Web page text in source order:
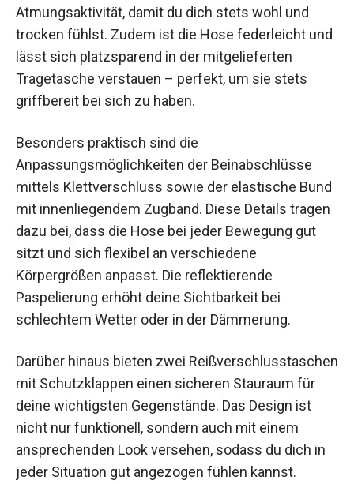
Atmungsaktivität, damit du dich stets wohl und
trocken fühlst. Zudem ist die Hose federleicht und
lässt sich platzsparend in der mitgelieferten
Tragetasche verstauen – perfekt, um sie stets
griffbereit bei sich zu haben.
Besonders praktisch sind die
Anpassungsmöglichkeiten der Beinabschlüsse
mittels Klettverschluss sowie der elastische Bund
mit innenliegendem Zugband. Diese Details tragen
dazu bei, dass die Hose bei jeder Bewegung gut
sitzt und sich flexibel an verschiedene
Körpergrößen anpasst. Die reflektierende
Paspelierung erhöht deine Sichtbarkeit bei
schlechtem Wetter oder in der Dämmerung.
Darüber hinaus bieten zwei Reißverschlusstaschen
mit Schutzklappen einen sicheren Stauraum für
deine wichtigsten Gegenstände. Das Design ist
nicht nur funktionell, sondern auch mit einem
ansprechenden Look versehen, sodass du dich in
jeder Situation gut angezogen fühlen kannst.